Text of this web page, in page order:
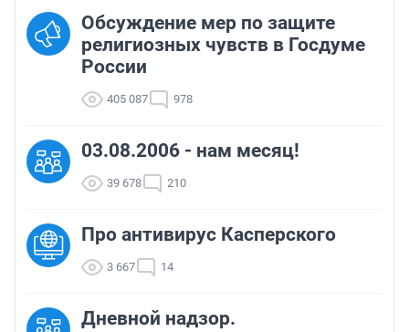
Обсуждение мер по защите
религиозных чувств в Госдуме
России
405 087 978
03.08.2006 - нам месяц!
39 678 210
Про антивирус Касперского
3 667 14
Дневной надзор.